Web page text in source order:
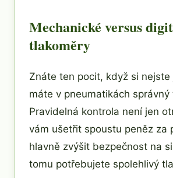
Mechanické versus
tlakoměry
Znáte ten pocit, když si nejste
máte v pneumatikách správný
Pravidelná kontrola není jen
vám ušetřit spoustu peněz za
hlavně zvýšit bezpečnost na
tomu potřebujete spolehlivý